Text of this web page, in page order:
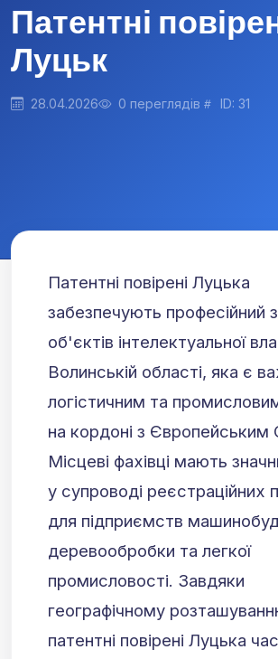
Патентні
Луцьк
28.04.2026 0 переглядів ID: 31
Патентні повірені Луцька
забезпечують професійний
об'єктів інтелектуальної
Волинській області, яка є
логістичним та
на кордоні з
Місцеві фахівці мають
у супроводі реєстраційних
для підприємств
деревообробки та легкої
промисловості. Завдяки
географічному
патентні повірені Луцька